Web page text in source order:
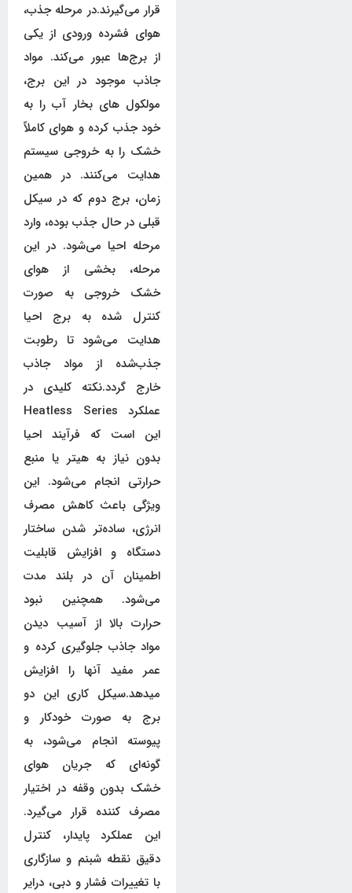
قرار می‌گیرند.در مرحله جذب،
هوای فشرده ورودی از یکی
از برج‌ها عبور می‌کند. مواد
جاذب موجود در این برج،
مولکول های بخار آب را به
خود جذب کرده و هوای کاملاً
خشک را به خروجی سیستم
هدایت می‌کنند. در همین
زمان، برج دوم که در سیکل
قبلی در حال جذب بوده، وارد
مرحله احیا می‌شود. در این
مرحله، بخشی از هوای
خشک خروجی به صورت
کنترل شده به برج احیا
هدایت می‌شود تا رطوبت
جذب‌شده از مواد جاذب
خارج گردد.نکته کلیدی در
عملکرد Heatless Series
این است که فرآیند احیا
بدون نیاز به هیتر یا منبع
حرارتی انجام می‌شود. این
ویژگی باعث کاهش مصرف
انرژی، ساده‌تر شدن ساختار
دستگاه و افزایش قابلیت
اطمینان آن در بلند مدت
می‌شود. همچنین نبود
حرارت بالا از آسیب دیدن
مواد جاذب جلوگیری کرده و
عمر مفید آنها را افزایش
میدهد.سیکل کاری این دو
برج به صورت خودکار و
پیوسته انجام می‌شود، به
گونه‌ای که جریان هوای
خشک بدون وقفه در اختیار
مصرف کننده قرار می‌گیرد.
این عملکرد پایدار، کنترل
دقیق نقطه شبنم و سازگاری
با تغییرات فشار و دبی، درایر